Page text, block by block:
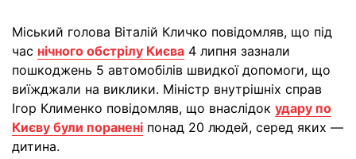
Міський голова Віталій Кличко повідомляв, що під
час нічного обстрілу Києва 4 липня зазнали
пошкоджень 5 автомобілів швидкої допомоги, що
виїжджали на виклики. Міністр внутрішніх справ
Ігор Клименко повідомляв, що внаслідок удару по
Києву були поранені понад 20 людей, серед яких —
дитина.